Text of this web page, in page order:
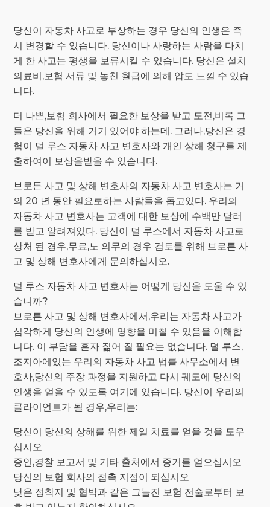
당신이 자동차 사고로 부상하는 경우 당신의 인생은 즉
시 변경할 수 있습니다. 당신이나 사랑하는 사람을 다치
게 한 사고는 평생을 보류시킬 수 있습니다. 당신은 설치
의료비,보험 서류 및 놓친 월급에 의해 압도 느낄 수 있습
니다.
더 나쁜,보험 회사에서 필요한 보상을 받고 도전,비록 그
들은 당신을 위해 거기 있어야 하는데. 그러나,당신은 경
험이 덜 루스 자동차 사고 변호사와 개인 상해 청구를 제
출하여이 보상을받을 수 있습니다.
브로튼 사고 및 상해 변호사의 자동차 사고 변호사는 거
의 20 년 동안 필요로하는 사람들을 돕고있다. 우리의
자동차 사고 변호사는 고객에 대한 보상에 수백만 달러
를 받고 알려져있다. 당신이 덜 루스에서 자동차 사고로
상처 된 경우,무료,노 의무의 경우 검토를 위해 브로튼 사
고 및 상해 변호사에게 문의하십시오.
덜 루스 자동차 사고 변호사는 어떻게 당신을 도울 수 있
습니까?
브로튼 사고 및 상해 변호사에서,우리는 자동차 사고가
심각하게 당신의 인생에 영향을 미칠 수 있음을 이해합
니다. 이 부담을 혼자 짊어 질 필요는 없습니다. 덜 루스,
조지아에있는 우리의 자동차 사고 법률 사무소에서 변
호사,당신의 주장 과정을 지원하고 다시 궤도에 당신의
인생을 얻을 수 있도록 여기에 있습니다. 당신이 우리의
클라이언트가 될 경우,우리는:
당신이 당신의 상해를 위한 제일 치료를 얻을 것을 도우
십시오
증인,경찰 보고서 및 기타 출처에서 증거를 얻으십시오
당신의 보험 회사의 접촉 지점이 되십시오
낮은 정착지 및 협박과 같은 그늘진 보험 전술로부터 보